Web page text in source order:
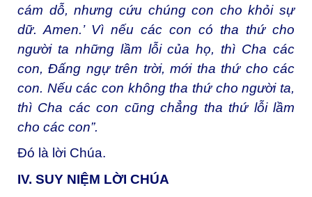
cám dỗ, nhưng cứu chúng con cho khỏi sự
dữ. Amen.’ Vì nếu các con có tha thứ cho
người ta những lầm lỗi của họ, thì Cha các
con, Đấng ngự trên trời, mới tha thứ cho các
con. Nếu các con không tha thứ cho người ta,
thì Cha các con cũng chẳng tha thứ lỗi lầm
cho các con”.
Đó là lời Chúa.
IV. SUY NIỆM LỜI CHÚA